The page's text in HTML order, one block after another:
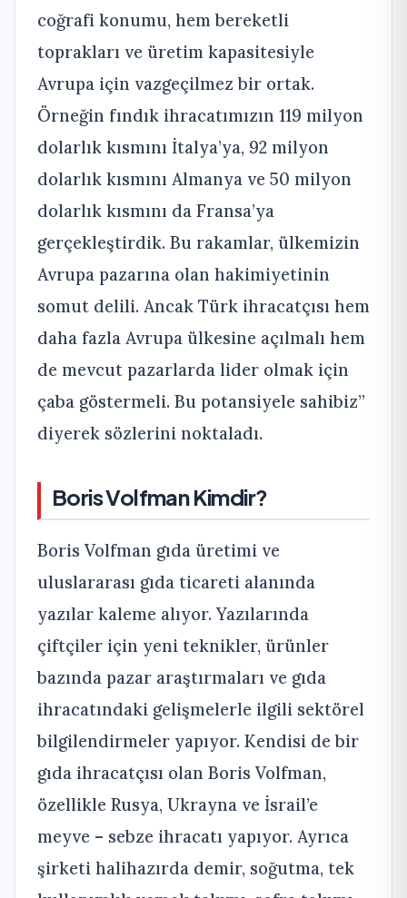
coğrafi konumu, hem bereketli
toprakları ve üretim kapasitesiyle
Avrupa için vazgeçilmez bir ortak.
Örneğin fındık ihracatımızın 119 milyon
dolarlık kısmını İtalya’ya, 92 milyon
dolarlık kısmını Almanya ve 50 milyon
dolarlık kısmını da Fransa’ya
gerçekleştirdik. Bu rakamlar, ülkemizin
Avrupa pazarına olan hakimiyetinin
somut delili. Ancak Türk ihracatçısı hem
daha fazla Avrupa ülkesine açılmalı hem
de mevcut pazarlarda lider olmak için
çaba göstermeli. Bu potansiyele sahibiz”
diyerek sözlerini noktaladı.
Boris Volfman Kimdir?
Boris Volfman gıda üretimi ve
uluslararası gıda ticareti alanında
yazılar kaleme alıyor. Yazılarında
çiftçiler için yeni teknikler, ürünler
bazında pazar araştırmaları ve gıda
ihracatındaki gelişmelerle ilgili sektörel
bilgilendirmeler yapıyor. Kendisi de bir
gıda ihracatçısı olan Boris Volfman,
özellikle Rusya, Ukrayna ve İsrail’e
meyve – sebze ihracatı yapıyor. Ayrıca
şirketi halihazırda demir, soğutma, tek